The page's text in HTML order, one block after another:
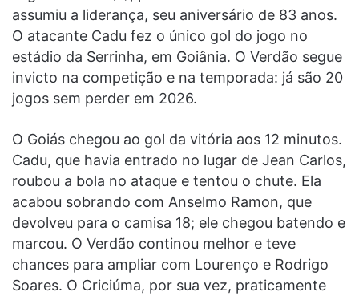
assumiu a liderança, seu aniversário de 83 anos.
O atacante Cadu fez o único gol do jogo no
estádio da Serrinha, em Goiânia. O Verdão segue
invicto na competição e na temporada: já são 20
jogos sem perder em 2026.
O Goiás chegou ao gol da vitória aos 12 minutos.
Cadu, que havia entrado no lugar de Jean Carlos,
roubou a bola no ataque e tentou o chute. Ela
acabou sobrando com Anselmo Ramon, que
devolveu para o camisa 18; ele chegou batendo e
marcou. O Verdão continou melhor e teve
chances para ampliar com Lourenço e Rodrigo
Soares. O Criciúma, por sua vez, praticamente